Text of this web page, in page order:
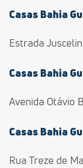
Casas Bahia
Estrada
Casas Bahia
Avenida Otávio
Casas Bahia
Rua Treze de